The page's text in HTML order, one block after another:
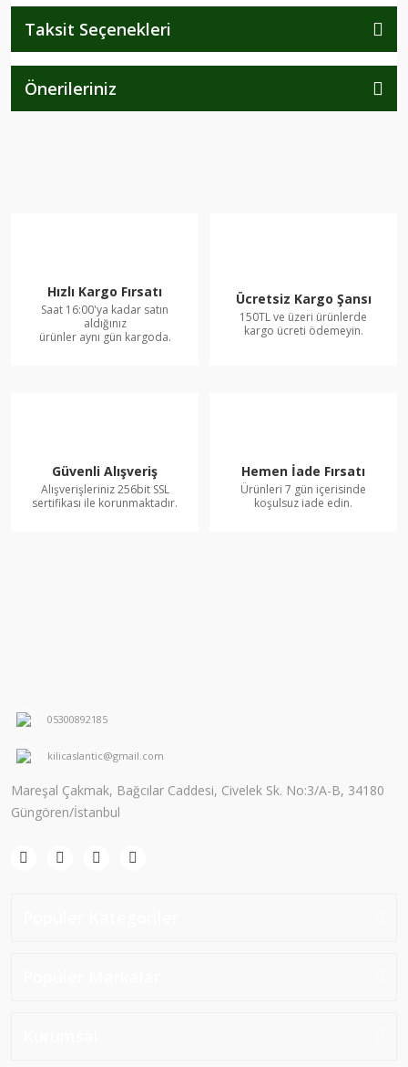
Taksit Seçenekleri
Önerileriniz
Hızlı Kargo Fırsatı
Saat 16:00'ya kadar satın
aldığınız
ürünler aynı gün kargoda.
Ücretsiz Kargo Şansı
150TL ve üzeri ürünlerde
kargo ücreti ödemeyin.
Güvenli Alışveriş
Alışverişleriniz 256bit SSL
sertifikası ile korunmaktadır.
Hemen İade Fırsatı
Ürünleri 7 gün içerisinde
koşulsuz iade edin.
05300892185
kilicaslantic@gmail.com
Mareşal Çakmak, Bağcılar Caddesi, Civelek Sk. No:3/A-B, 34180
Güngören/İstanbul